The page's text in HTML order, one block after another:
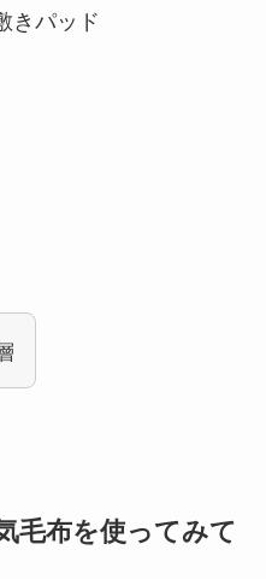
きパッド
毛布を使ってみて